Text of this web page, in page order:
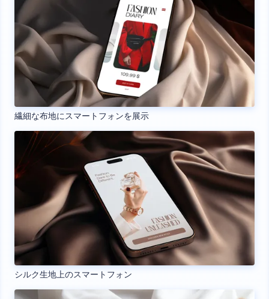
繊細な布地にスマートフォンを展示
シルク生地上のスマートフォン